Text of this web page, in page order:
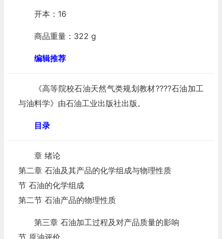
开本：16
商品重量：322 g
编辑推荐
《高等院校石油天然气类规划教材????石油加工
与油料学》由石油工业出版社出版。
目录
章 绪论
第二章 石油及其产品的化学组成与物理性质
节 石油的化学组成
第二节 石油产品的物理性质
第三章 石油加工过程及对产品质量的影响
节 原油评价